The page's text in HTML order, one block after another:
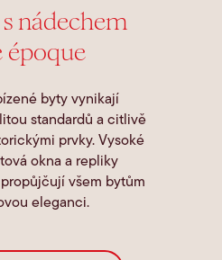
nádechem
époque
byty vynikají
standardů a citlivě
prvky. Vysoké
okna a repliky
všem bytům
eleganci.